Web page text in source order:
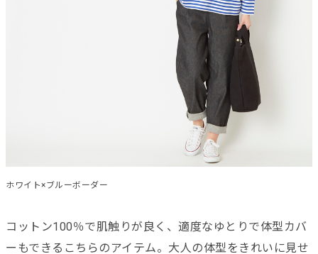
ホワイト×ブルーボーダー
コットン100％で肌触りが良く、適度なゆとりで体型カバ
ーもできるこちらのアイテム。大人の体型をきれいに見せ